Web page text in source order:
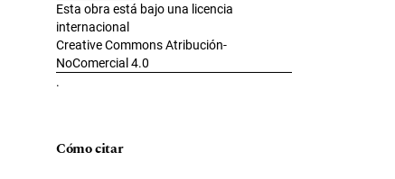
Esta obra está bajo una licencia
internacional
Creative Commons Atribución-
NoComercial 4.0
.
Cómo citar